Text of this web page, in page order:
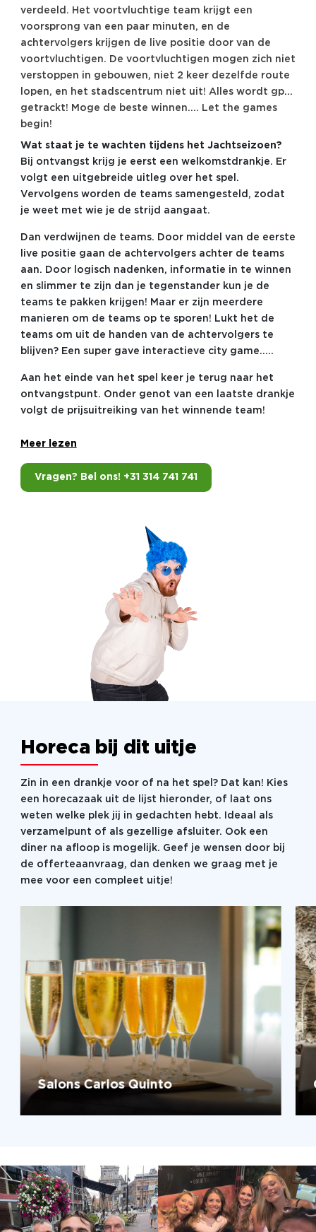
verdeeld. Het voortvluchtige team krijgt een
voorsprong van een paar minuten, en de
achtervolgers krijgen de live positie door van de
voortvluchtigen. De voortvluchtigen mogen zich niet
verstoppen in gebouwen, niet 2 keer dezelfde route
lopen, en het stadscentrum niet uit! Alles wordt gps
getrackt! Moge de beste winnen…. Let the games
begin!
Wat staat je te wachten tijdens het Jachtseizoen?
Bij ontvangst krijg je eerst een welkomstdrankje. Er
volgt een uitgebreide uitleg over het spel.
Vervolgens worden de teams samengesteld, zodat
je weet met wie je de strijd aangaat.
Dan verdwijnen de teams. Door middel van de eerste
live positie gaan de achtervolgers achter de teams
aan. Door logisch nadenken, informatie in te winnen
en slimmer te zijn dan je tegenstander kun je de
teams te pakken krijgen! Maar er zijn meerdere
manieren om de teams op te sporen! Lukt het de
teams om uit de handen van de achtervolgers te
blijven? Een super gave interactieve city game…..
Aan het einde van het spel keer je terug naar het
ontvangstpunt. Onder genot van een laatste drankje
volgt de prijsuitreiking van het winnende team!
Meer lezen
Vragen? Bel ons! +31 314 741 741
Horeca bij dit uitje
Zin in een drankje voor of na het spel? Dat kan! Kies
een horecazaak uit de lijst hieronder, of laat ons
weten welke plek jij in gedachten hebt. Ideaal als
verzamelpunt of als gezellige afsluiter. Ook een
diner na afloop is mogelijk. Geef je wensen door bij
de offerteaanvraag, dan denken we graag met je
mee voor een compleet uitje!
Salons Carlos Quinto